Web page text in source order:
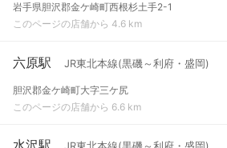
岩手県胆沢郡金ケ崎町西根杉土手2-1
このページの店舗から 4.6 km
六原駅 JR東北本線(黒磯～利府・盛岡)
胆沢郡金ケ崎町大字三ケ尻
このページの店舗から 6.6 km
水沢駅